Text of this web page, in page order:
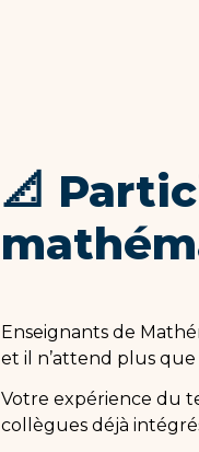
📐
Enseignants de
et il n’attend plus que
Votre expérience du
collègues déjà